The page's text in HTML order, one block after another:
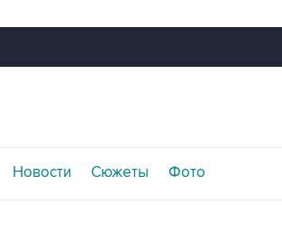
Новости Сюжеты Фото